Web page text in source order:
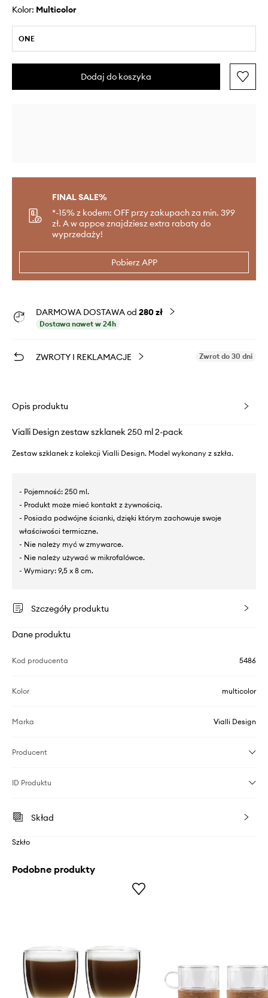
Kolor: multicolor
ONE
Dodaj do koszyka
FINAL SALE%
*-15% z kodem: OFF przy zakupach za min. 399
zł. A w appce znajdziesz extra rabaty do
wyprzedaży!
Pobierz APP
DARMOWA DOSTAWA od 280 zł
Dostawa nawet w 24h
ZWROTY I REKLAMACJE Zwrot do 30 dni
Opis produktu
Vialli Design zestaw szklanek 250 ml 2-pack
Zestaw szklanek z kolekcji Vialli Design. Model wykonany z szkła.
- Pojemność: 250 ml.
- Produkt może mieć kontakt z żywnością.
- Posiada podwójne ścianki, dzięki którym zachowuje swoje
właściwości termiczne.
- Nie należy myć w zmywarce.
- Nie należy używać w mikrofalówce.
- Wymiary: 9,5 x 8 cm.
Szczegóły produktu
Dane produktu
Kod producenta 5486
Kolor multicolor
Marka Vialli Design
Producent
ID Produktu
Skład
Szkło
Podobne produkty